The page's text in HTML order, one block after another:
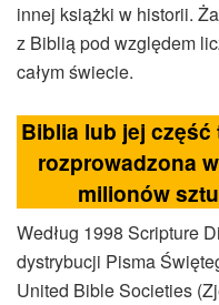
innej książki w historii.
z Biblią pod względem
całym świecie.
Biblia lub jej część
rozprowadzona
milionów
Według 1998 Scripture
dystrybucji Pisma
United Bible Societies